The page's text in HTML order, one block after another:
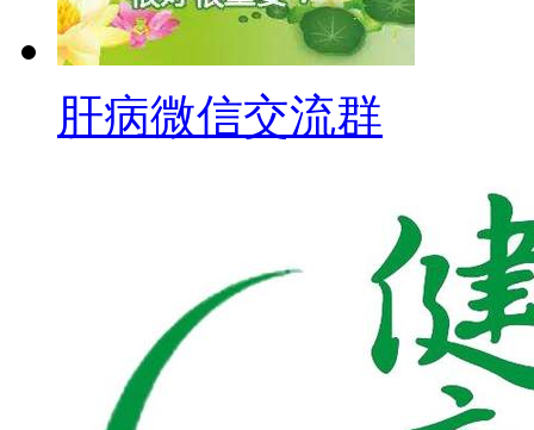
肝病微信交流群